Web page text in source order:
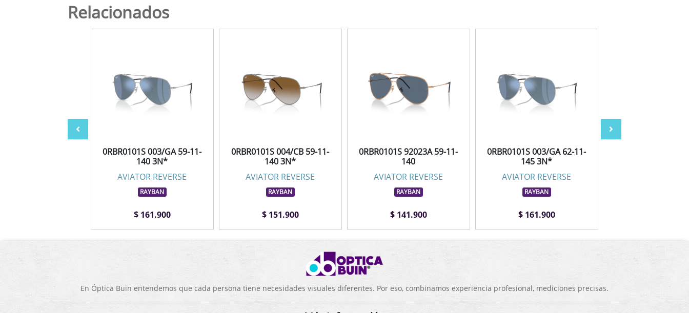
Relacionados
0RBR0101S 003/GA 59-11-
140 3N*
AVIATOR REVERSE
RAYBAN
$ 161.900
0RBR0101S 004/CB 59-11-
140 3N*
AVIATOR REVERSE
RAYBAN
$ 151.900
0RBR0101S 92023A 59-11-
140
AVIATOR REVERSE
RAYBAN
$ 141.900
0RBR0101S 003/GA 62-11-
145 3N*
AVIATOR REVERSE
RAYBAN
$ 161.900
En Óptica Buin entendemos que cada persona tiene necesidades visuales diferentes. Por eso, combinamos experiencia profesional, mediciones precisas.